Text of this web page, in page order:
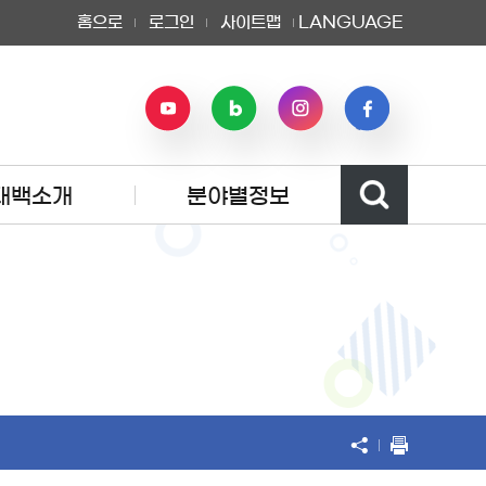
홈으로 로그인 사이트맵 LANGUAGE
백소개 분야별정보